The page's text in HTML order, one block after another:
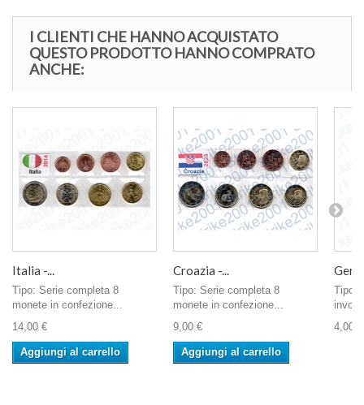
I CLIENTI CHE HANNO ACQUISTATO
QUESTO PRODOTTO HANNO COMPRATO
ANCHE:
Italia -...
Tipo: Serie completa 8
monete in confezione...
14,00 €
Aggiungi al carrello
Croazia -...
Tipo: Serie completa 8
monete in confezione...
9,00 €
Aggiungi al carrello
Tipo:
4,00 €